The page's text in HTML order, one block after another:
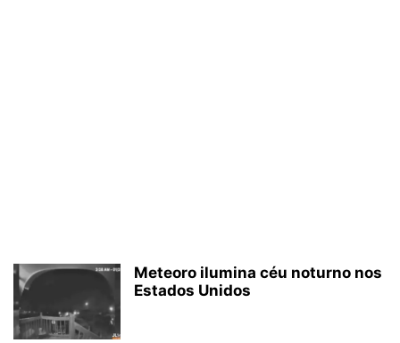
Meteoro ilumina céu noturno nos
Estados Unidos